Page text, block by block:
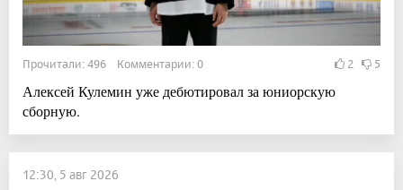
Прочитали: 496 Комментарии: 0 2 5
Алексей Кулемин уже дебютировал за юниорскую
сборную.
12:30, 5 авг 2026